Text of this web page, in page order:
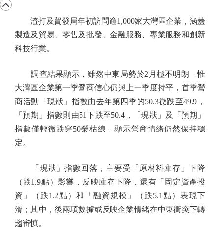
渣打及貿發局年初訪問逾1,000家大灣區企業，涵蓋
製造及貿易、零售及批發、金融服務、專業服務和創新
科技行業。
調查結果顯示，雖然中東局勢於2月極不明朗，惟
大灣區企業第一季營商信心仍與上一季度持平，首季營
商活動「現狀」指數由去年第四季的50.3微跌至49.9，
「預期」指數則由51下跌至50.4，「現狀」及「預期」
指數僅輕微跌穿50榮枯線，顯示營商情緒仍然保持穩
定。
「現狀」指數回落，主要受「原材料庫存」下降
（跌1.9點）影響，反映庫存下降，還有「固定資產投
資」（跌1.2點）和「融資規模」（跌5.1點）表現下
滑；其中，後兩項數據或反映企業情緒在中東衝突下轉
趨審慎。